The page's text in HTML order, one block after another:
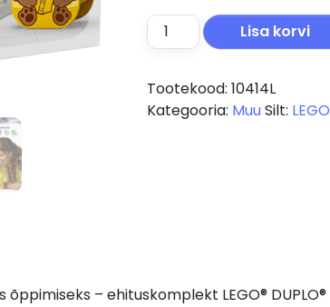
LEGO DUPLOLisa korvi
Tootekood:10414L
Kategooria: MuuSilt: LEGO
– ehituskomplekt LEGO® DUPLO®